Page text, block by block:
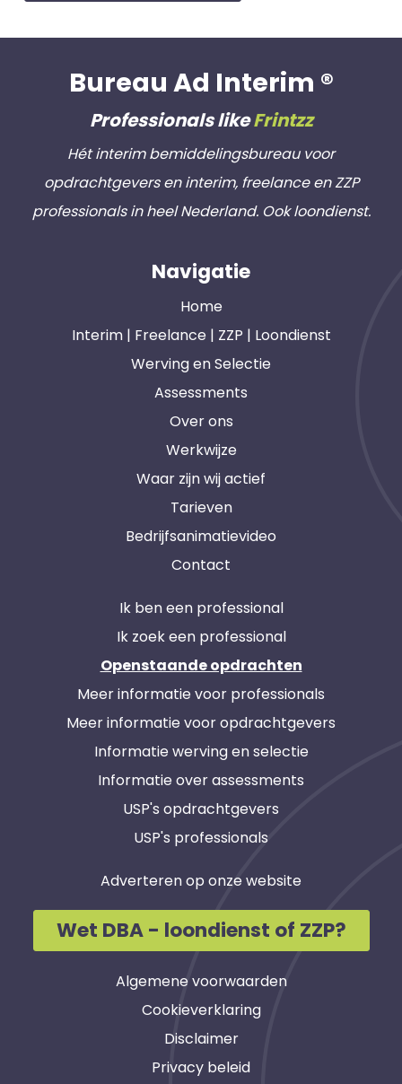
Bureau Ad Interim ®
Professionals likeFrintzz
Hét interim bemiddelingsbureau voor
opdrachtgevers en interim, freelance en ZZP
professionals in heel Nederland. Ook loondienst.
Navigatie
Home
Interim | Freelance | ZZP | Loondienst
Werving en Selectie
Assessments
Over ons
Werkwijze
Waar zijn wij actief
Tarieven
Bedrijfsanimatievideo
Contact
Ik ben een professional
Ik zoek een professional
Openstaande opdrachten
Meer informatie voor professionals
Meer informatie voor opdrachtgevers
Informatie werving en selectie
Informatie over assessments
USP's opdrachtgevers
USP's professionals
Adverteren op onze website
Wet DBA - loondienst of ZZP?
Algemene voorwaarden
Cookieverklaring
Disclaimer
Privacy beleid